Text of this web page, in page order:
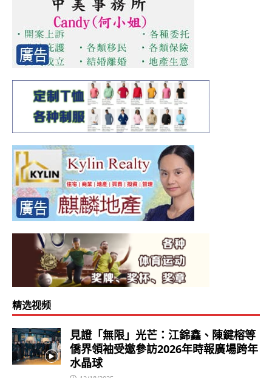
精选视频
見證「無限」光芒：江錦鑫、陳鍵榕等
僑界領袖受邀參訪2026年時報廣場跨年
水晶球